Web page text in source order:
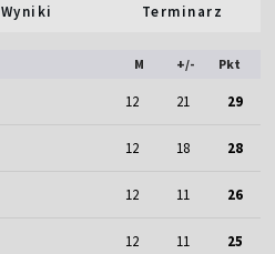
Wyniki Terminarz
M +/- Pkt
12 21 29
12 18 28
12 11 26
12 11 25